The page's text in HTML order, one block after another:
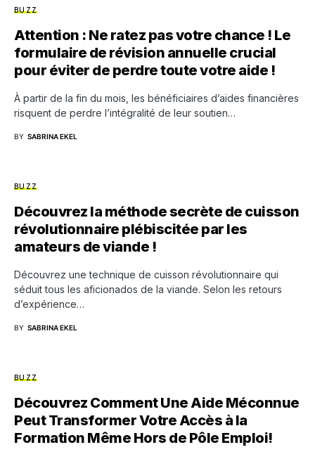
BUZZ
Attention : Ne ratez pas votre chance ! Le
formulaire de révision annuelle crucial
pour éviter de perdre toute votre aide !
À partir de la fin du mois, les bénéficiaires d’aides financières
risquent de perdre l’intégralité de leur soutien…
BY SABRINA EKEL
BUZZ
Découvrez la méthode secrète de cuisson
révolutionnaire plébiscitée par les
amateurs de viande !
Découvrez une technique de cuisson révolutionnaire qui
séduit tous les aficionados de la viande. Selon les retours
d’expérience…
BY SABRINA EKEL
BUZZ
Découvrez Comment Une Aide Méconnue
Peut Transformer Votre Accès à la
Formation Même Hors de Pôle Emploi!